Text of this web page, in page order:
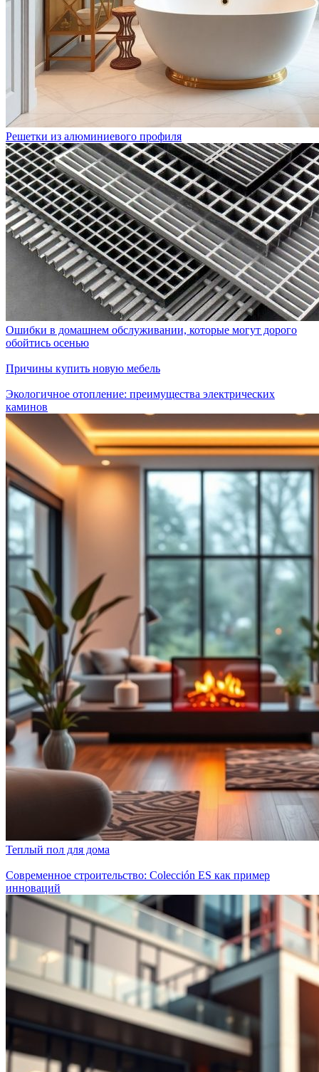
Решетки из алюминиевого профиля
Ошибки в домашнем обслуживании, которые могут дорого
обойтись осенью
Причины купить новую мебель
Экологичное отопление: преимущества электрических
каминов
Теплый пол для дома
Современное строительство: Colección ES как пример
инноваций